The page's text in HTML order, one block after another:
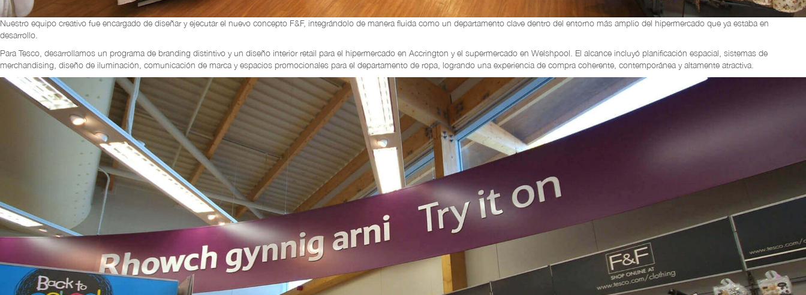
Nuestro equipo creativo fue encargado de diseñar y ejecutar el nuevo concepto F&F, integrándolo de manera fluida como un departamento clave dentro del entorno más amplio del hipermercado que ya estaba en
desarrollo.
Para Tesco, desarrollamos un programa de branding distintivo y un diseño interior retail para el hipermercado en Accrington y el supermercado en Welshpool. El alcance incluyó planificación espacial, sistemas de
merchandising, diseño de iluminación, comunicación de marca y espacios promocionales para el departamento de ropa, logrando una experiencia de compra coherente, contemporánea y altamente atractiva.